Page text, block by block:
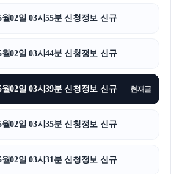
02일 03시55분 신청정보 신규
02일 03시44분 신청정보 신규
02일 03시39분 신청정보 신규 현재글
02일 03시35분 신청정보 신규
02일 03시31분 신청정보 신규